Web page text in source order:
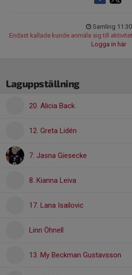
Samling 11:30
Endast kallade kunde anmäla sig till
Logga in här
Laguppställning
20. Alicia Back
12. Greta Lidén
7. Jasna Giesecke
8. Kianna Leiva
17. Lana Isailovic
Linn Öhnell
13. My Beckman Gustavsson